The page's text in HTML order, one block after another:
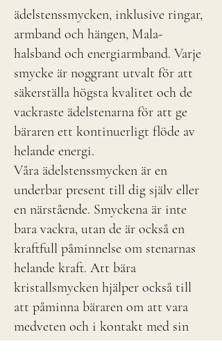
ädelstenssmycken, inklusive ringar,
armband och hängen, Mala-
halsband och energiarmband. Varje
smycke är noggrant utvalt för att
säkerställa högsta kvalitet och de
vackraste ädelstenarna för att ge
bäraren ett kontinuerligt flöde av
helande energi.
Våra ädelstenssmycken är en
underbar present till dig själv eller
en närstående. Smyckena är inte
bara vackra, utan de är också en
kraftfull påminnelse om stenarnas
helande kraft. Att bära
kristallsmycken hjälper också till
att påminna bäraren om att vara
medveten och i kontakt med sin
egen energi.